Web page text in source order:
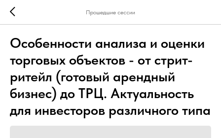
Прошедшие сессии
Особенности анализа и оценки
торговых объектов - от стрит-
ритейл (готовый арендный
бизнес) до ТРЦ. Актуальность
для инвесторов различного типа